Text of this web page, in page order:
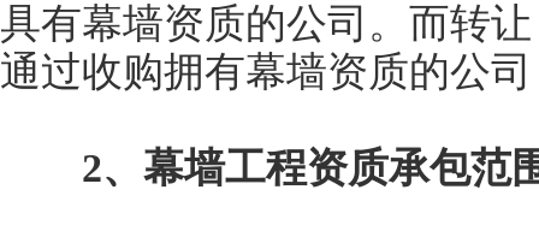
具有幕墙资质的公司。而转
通过收购拥有幕墙资质的公
2、幕墙工程资质承包范